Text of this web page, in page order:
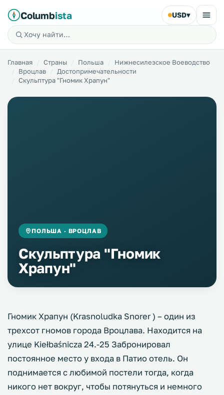
Columbista USD▾
Главная Страны Польша
Нижнесилезское Воеводство
Вроцлав
Достопримечательности
Скульптура "Гномик Храпун"
ПОЛЬША · ВРОЦЛАВ
Скульптура "Гномик
Храпун"
Гномик Храпун (Krasnoludka Snorer ) – один из
трехсот гномов города Вроцлава. Находится на
улице Kiełbaśnicza 24.-25 Забронировал
постоянное место у входа в Патио отель. Он
поднимается с любимой постели тогда, когда
никого нет вокруг, чтобы потянуться и немного